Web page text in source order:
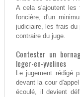
A cela s'ajoutent les
foncière, d'un
judiciaire, les frais
contraire du juge.
Contester un
leger-en-yvelines
Le jugement rédigé
devant la cour
écoulé, il devient